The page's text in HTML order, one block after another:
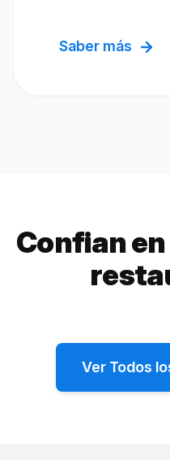
Saber más
Confian en
Ver Todos